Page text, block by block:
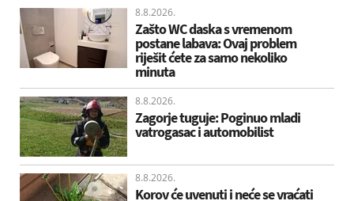
8.8.2026.
Zašto WC daska s vremenom
postane labava: Ovaj problem
riješit ćete za samo nekoliko
minuta
8.8.2026.
Zagorje tuguje: Poginuo mladi
vatrogasac i automobilist
8.8.2026.
Korov će uvenuti i neće se vraćati